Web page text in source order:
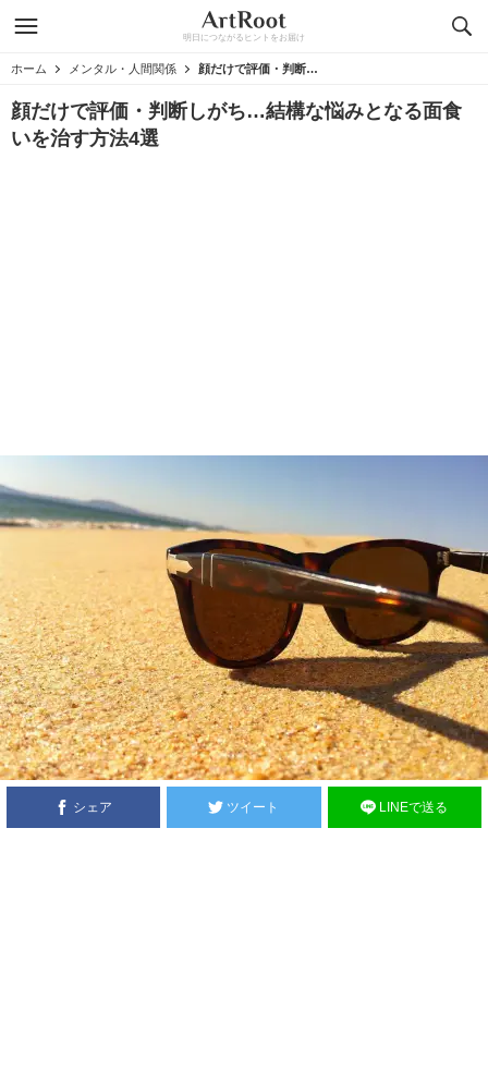
明日につながるヒントをお届け
ホーム メンタル・人間関係 顔だけで評価・判断しがち…結構な悩みとなる面食いを治す方法4選
顔だけで評価・判断しがち…結構な悩みとなる面食
いを治す方法4選
シェア ツイート LINEで送る